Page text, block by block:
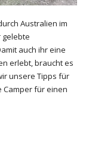
Australien im
gelebte
auch ihr eine
erlebt, braucht es
unsere Tipps für
Camper für einen